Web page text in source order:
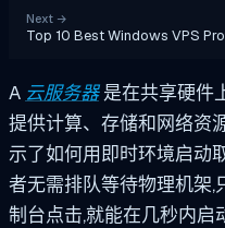
Next →
Top 10 Best Windows VPS
A 云服务器是在共享硬件
提供计算、存储和网络资
示了如何用即时环境启动
者无需排队等待物理机架,
制台点击,就能在几秒内启